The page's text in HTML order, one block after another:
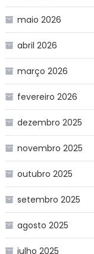
maio 2026
abril 2026
março 2026
fevereiro 2026
dezembro 2025
novembro 2025
outubro 2025
setembro 2025
agosto 2025
julho 2025